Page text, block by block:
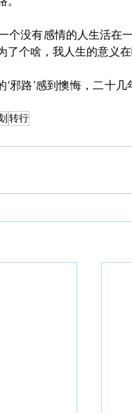
个没有感情的人生活在
个啥，我人生的意义在
路’感到懊悔，二十几
转行